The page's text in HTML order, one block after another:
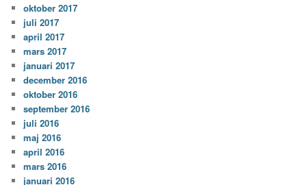
oktober 2017
juli 2017
april 2017
mars 2017
januari 2017
december 2016
oktober 2016
september 2016
juli 2016
maj 2016
april 2016
mars 2016
januari 2016